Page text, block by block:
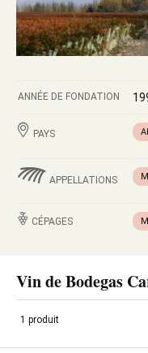
ANNÉE DE FONDATION
PAYS
APPELLATIONS
CÉPAGES
Vin de Bodegas
1 produit